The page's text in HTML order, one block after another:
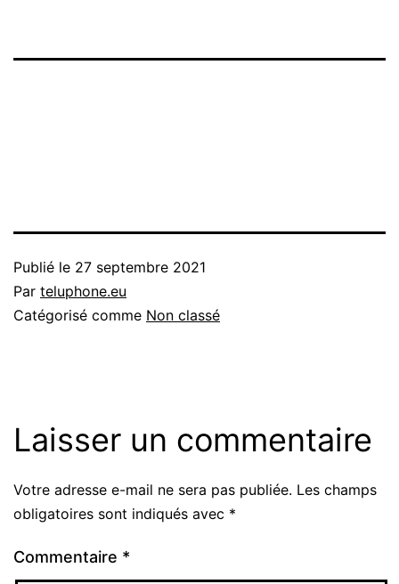
Publié le 27 septembre 2021
Par teluphone.eu
Catégorisé comme Non classé
Laisser un commentaire
Votre adresse e-mail ne sera pas publiée. Les champs
obligatoires sont indiqués avec *
Commentaire *